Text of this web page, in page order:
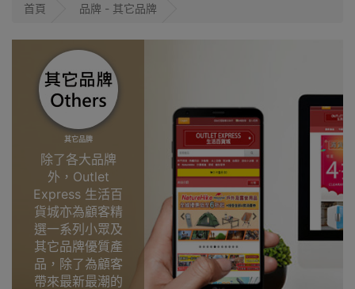
首頁 品牌 - 其它品牌
其它品牌
除了各大品牌
外，Outlet
Express 生活百
貨城亦為顧客精
選一系列小眾及
其它品牌優質產
品，除了為顧客
帶來最新最潮的